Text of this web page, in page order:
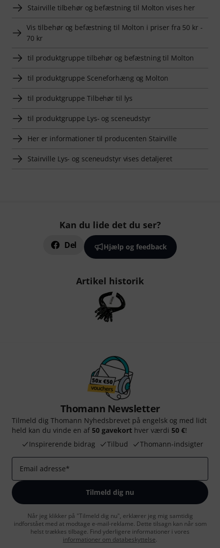
Stairville tilbehør og befæstning til Molton vises her
Vis tilbehør og befæstning til Molton i priser fra 50 kr -
70 kr
til produktgruppe tilbehør og befæstning til Molton
til produktgruppe Sceneforhæng og Molton
til produktgruppe Tilbehør til lys
til produktgruppe Lys- og sceneudstyr
Her er informationer til producenten Stairville
Stairville Lys- og sceneudstyr vises detaljeret
Kan du lide det du ser?
Del Hjælp og feedback
Artikel historik
Thomann Newsletter
Tilmeld dig Thomann Nyhedsbrevet på engelsk og med lidt
held kan du vinde en af 50 gavekort hver værdi 50 €!
Inspirerende bidrag
Tilbud Thomann-indsigter
Email adresse*
Tilmeld dig nu
Når jeg klikker på "Tilmeld dig nu", erklærer jeg mig samtidig
indforstået med at modtage e-mail-reklame. Dette tilsagn kan når som
helst trækkes tilbage. Find yderligere informationer i vores
informationer om databeskyttelse.